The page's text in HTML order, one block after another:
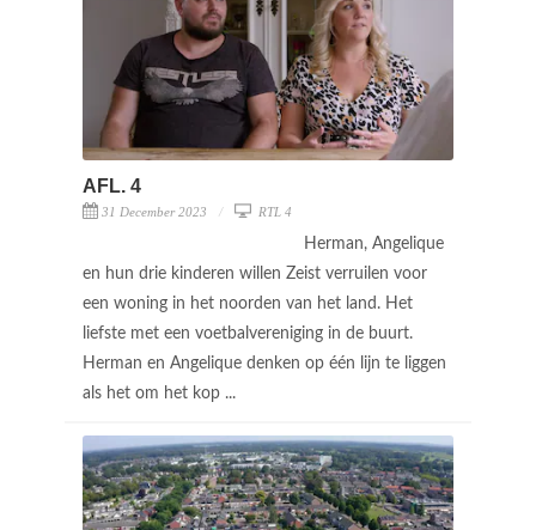
AFL. 4
31 December 2023 RTL 4
Herman, Angelique
en hun drie kinderen willen Zeist verruilen voor
een woning in het noorden van het land. Het
liefste met een voetbalvereniging in de buurt.
Herman en Angelique denken op één lijn te liggen
als het om het kop ...